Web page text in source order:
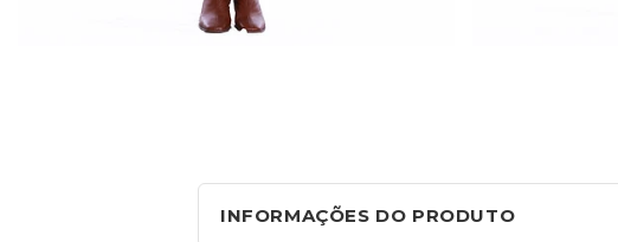
INFORMAÇÕES DO PRODUTO